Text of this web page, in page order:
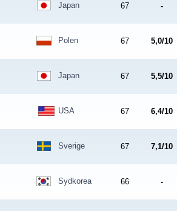
Japan 67 -
Polen 67 5,0/10
Japan 67 5,5/10
USA 67 6,4/10
Sverige 67 7,1/10
Sydkorea 66 -